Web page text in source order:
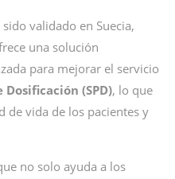
validado en Suecia,
una solución
para mejorar el servicio
(SPD), lo que
de vida de los pacientes y
no solo ayuda a los